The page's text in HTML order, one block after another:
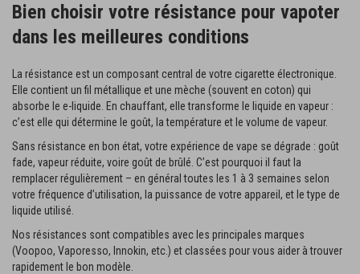
Bien choisir votre résistance pour vapoter
dans les meilleures conditions
La résistance est un composant central de votre cigarette électronique.
Elle contient un fil métallique et une mèche (souvent en coton) qui
absorbe le e-liquide. En chauffant, elle transforme le liquide en vapeur :
c’est elle qui détermine le goût, la température et le volume de vapeur.
Sans résistance en bon état, votre expérience de vape se dégrade : goût
fade, vapeur réduite, voire goût de brûlé. C’est pourquoi il faut la
remplacer régulièrement – en général toutes les 1 à 3 semaines selon
votre fréquence d’utilisation, la puissance de votre appareil, et le type de
liquide utilisé.
Nos résistances sont compatibles avec les principales marques
(Voopoo, Vaporesso, Innokin, etc.) et classées pour vous aider à trouver
rapidement le bon modèle.